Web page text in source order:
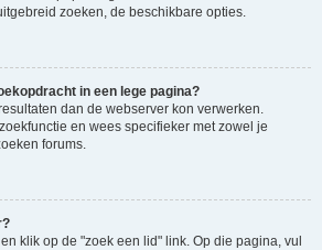
zoeken, de beschikbare opties.
in een lege pagina?
dan de webserver kon verwerken.
en wees specifieker met zowel je
forums.
klik op de "zoek een lid" link. Op die pagina, vul